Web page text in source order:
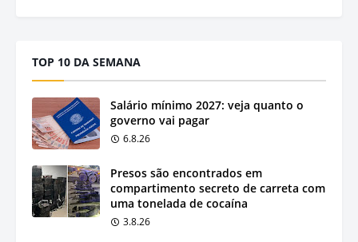
TOP 10 DA SEMANA
Salário mínimo 2027: veja quanto o
governo vai pagar
6.8.26
Presos são encontrados em
compartimento secreto de carreta com
uma tonelada de cocaína
3.8.26